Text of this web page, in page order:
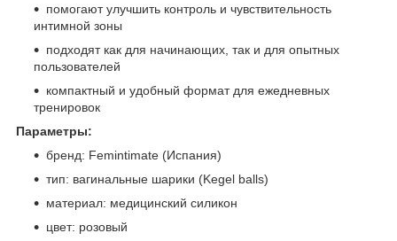
помогают улучшить контроль и чувствительность
интимной зоны
подходят как для начинающих, так и для опытных
пользователей
компактный и удобный формат для ежедневных
тренировок
Параметры:
бренд: Femintimate (Испания)
тип: вагинальные шарики (Kegel balls)
материал: медицинский силикон
цвет: розовый